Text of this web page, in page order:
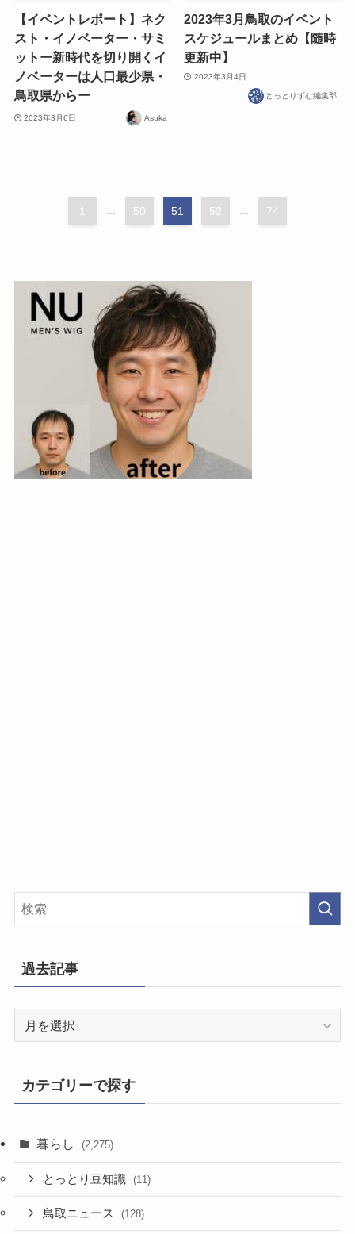
【イベントレポート】ネク
スト・イノベーター・サミ
ットー新時代を切り開くイ
ノベーターは人口最少県・
鳥取県からー
2023年3月6日 Asuka
2023年3月鳥取のイベント
スケジュールまとめ【随時
更新中】
2023年3月4日
とっとりずむ編集部
1 50 51 52 74
過去記事
カテゴリーで探す
暮らし (2,275)
とっとり豆知識 (11)
鳥取ニュース (128)